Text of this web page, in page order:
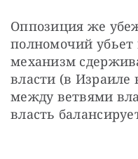
Оппозиция же
полномочий
механизм
власти (в Израиле
между ветвями
власть